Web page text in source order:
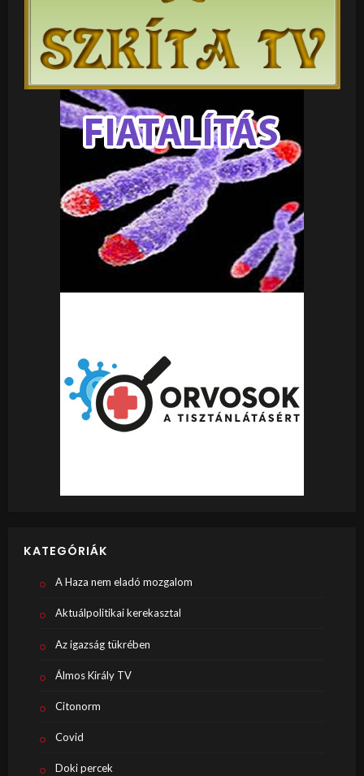
KATEGÓRIÁK
A Haza nem eladó mozgalom
Aktuálpolitikai kerekasztal
Az igazság tükrében
Álmos Király TV
Citonorm
Covid
Doki percek